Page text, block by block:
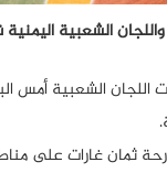
الشعبية
اللجان الشعبية
ثمان غارات على